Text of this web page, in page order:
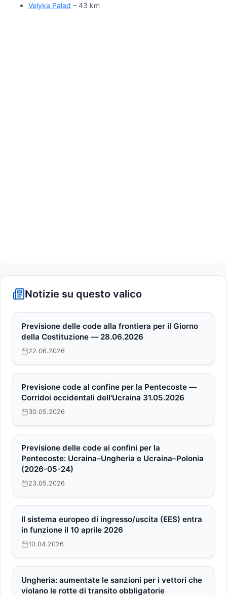
Velyka Palad – 43 km
Notizie su questo valico
Previsione delle code alla frontiera per il Giorno
della Costituzione — 28.06.2026
22.06.2026
Previsione code al confine per la Pentecoste —
Corridoi occidentali dell'Ucraina 31.05.2026
30.05.2026
Previsione delle code ai confini per la
Pentecoste: Ucraina–Ungheria e Ucraina–Polonia
(2026-05-24)
23.05.2026
Il sistema europeo di ingresso/uscita (EES) entra
in funzione il 10 aprile 2026
10.04.2026
Ungheria: aumentate le sanzioni per i vettori che
violano le rotte di transito obbligatorie